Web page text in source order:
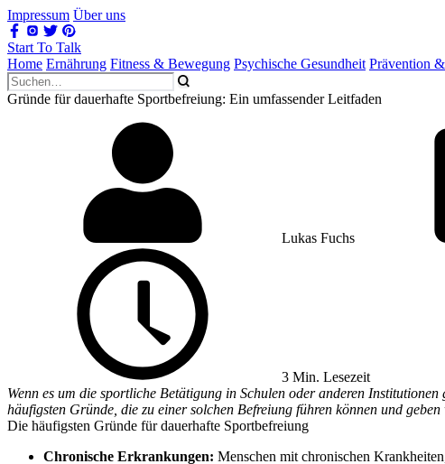
Impressum Über uns
Start To Talk
Home Ernährung Fitness & Bewegung Psychische Gesundheit Prävention
Gründe für dauerhafte Sportbefreiung: Ein umfassender Leitfaden
Lukas Fuchs
3 Min. Lesezeit
Wenn es um die sportliche Betätigung in Schulen oder anderen
häufigsten Gründe, die zu einer solchen Befreiung führen können und
Die häufigsten Gründe für dauerhafte Sportbefreiung
Chronische Erkrankungen: Menschen mit chronischen